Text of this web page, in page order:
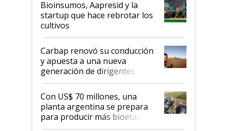
Bioinsumos, Aapresid y la
startup que hace rebrotar los
cultivos
Carbap renovó su conducción
y apuesta a una nueva
generación de dirigentes
rurales
Con US$ 70 millones, una
planta argentina se prepara
para producir más bioetanol
que nunca